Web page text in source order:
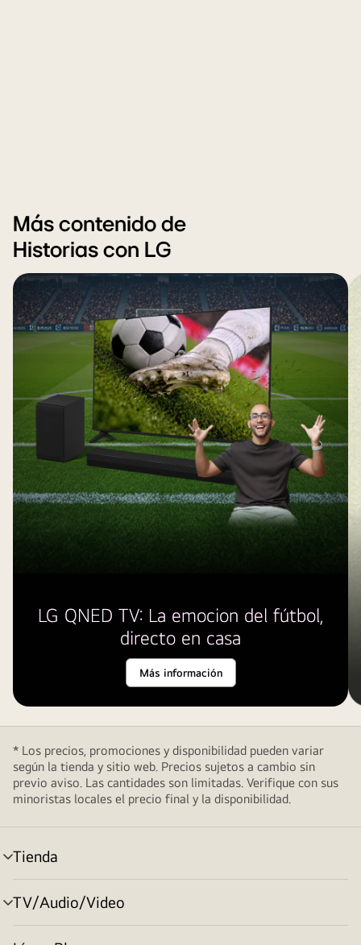
Más contenido de
Historias con LG
LG QNED TV: La emocion del fútbol,
directo en casa
Más información
* Los precios, promociones y disponibilidad pueden variar
según la tienda y sitio web. Precios sujetos a cambio sin
previo aviso. Las cantidades son limitadas. Verifique con sus
minoristas locales el precio final y la disponibilidad.
Tienda
cambiar
de
menú
TV/Audio/Video
cambiar
de
menú